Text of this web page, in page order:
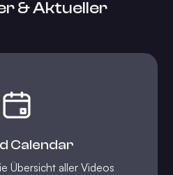
& Aktueller
Calendar
Übersicht aller Videos